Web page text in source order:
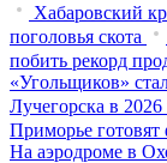
Хабаровский
поголовья скота
побить рекорд
«Угольщиков»
Лучегорска в 2026
Приморье
На аэродроме в